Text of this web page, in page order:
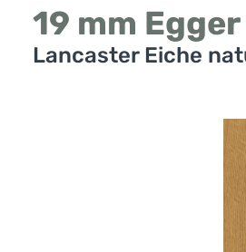
19 mm
Lancaster Eiche